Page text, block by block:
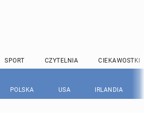
SPORT CZYTELNIA CIEKAWOSTKI
POLSKA USA IRLANDIA